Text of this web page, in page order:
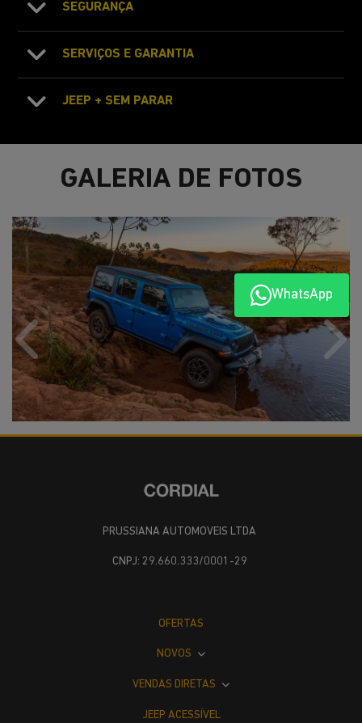
SEGURANÇA
SERVIÇOS E GARANTIA
JEEP + SEM PARAR
GALERIA DE FOTOS
Anterior
WhatsApp
PRUSSIANA AUTOMOVEIS LTDA
CNPJ: 29.660.333/0001-29
OFERTAS
NOVOS
VENDAS DIRETAS
JEEP ACESSÍVEL